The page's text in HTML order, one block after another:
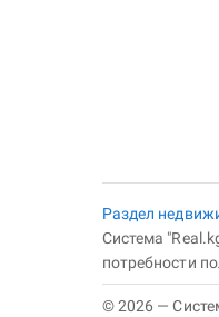
Раздел
Система
потребности
© 2026 —